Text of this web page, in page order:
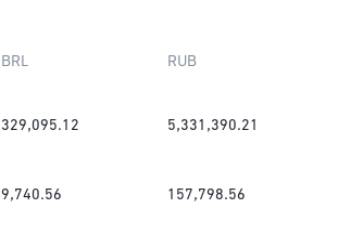
BRL RUB
329,095.12 5,331,390.21
9,740.56 157,798.56